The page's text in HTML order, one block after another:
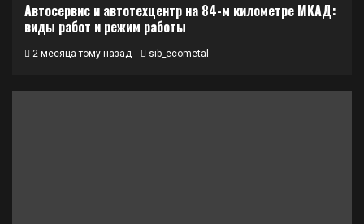
Автосервис и автотехцентр на 84-м километре МКАД:
виды работ и режим работы
2 месяца тому назад sib_ecometal